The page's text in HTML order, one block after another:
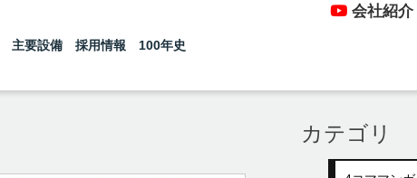
主要設備 採用情報 100年史
会社紹介
カテゴリ